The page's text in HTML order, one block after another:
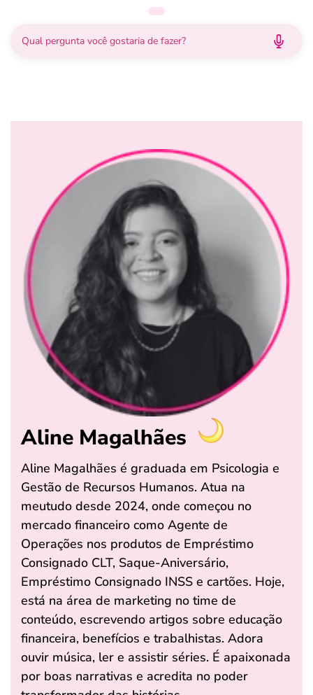
Aline Magalhães
Aline Magalhães é graduada em Psicologia e
Gestão de Recursos Humanos. Atua na
meutudo desde 2024, onde começou no
mercado financeiro como Agente de
Operações nos produtos de Empréstimo
Consignado CLT, Saque-Aniversário,
Empréstimo Consignado INSS e cartões. Hoje,
está na área de marketing no time de
conteúdo, escrevendo artigos sobre educação
financeira, benefícios e trabalhistas. Adora
ouvir música, ler e assistir séries. É apaixonada
por boas narrativas e acredita no poder